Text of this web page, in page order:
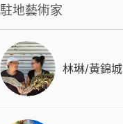
駐地藝術家
林琳/黃錦城